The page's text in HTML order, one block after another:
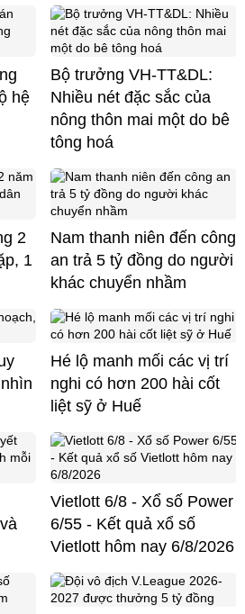
hệ
Bộ trưởng VH-TT&DL:
Nhiều nét đặc sắc của
nông thôn mai một do bê
tông hoá
2
1
Nam thanh niên đến công
an trả 5 tỷ đồng do người
khác chuyển nhầm
Hé lộ manh mối các vị trí
nghi có hơn 200 hài cốt
liệt sỹ ở Huế
Vietlott 6/8 - Xổ số Power
6/55 - Kết quả xổ số
Vietlott hôm nay 6/8/2026